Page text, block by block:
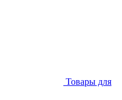
Товары для